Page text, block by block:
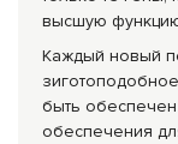
высшую
Каждый новый
быть
обеспечения